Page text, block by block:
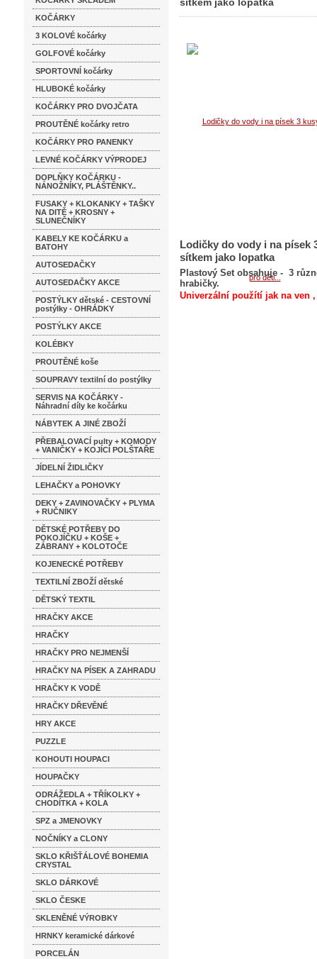
KOČÁRKY
3 KOLOVÉ kočárky
GOLFOVÉ kočárky
SPORTOVNÍ kočárky
HLUBOKÉ kočárky
KOČÁRKY PRO DVOJČATA
PROUTĚNÉ kočárky retro
KOČÁRKY PRO PANENKY
LEVNÉ KOČÁRKY VÝPRODEJ
DOPLŇKY KOČÁRKU -
NÁNOŽNÍKY, PLÁŠTĚNKY..
FUSAKY + KLOKANKY + TAŠKY
NA DITĚ + KROSNY +
SLUNEČNÍKY
KABELY KE KOČÁRKU a
BATOHY
AUTOSEDAČKY
AUTOSEDAČKY AKCE
POSTÝLKY dětské - CESTOVNÍ
postýlky - OHRÁDKY
POSTÝLKY AKCE
KOLÉBKY
PROUTĚNÉ koše
SOUPRAVY textilní do postýlky
SERVIS NA KOČÁRKY -
Náhradní díly ke kočárku
NÁBYTEK A JINÉ ZBOŽÍ
PŘEBALOVACÍ pulty + KOMODY
+ VANIČKY + KOJÍCÍ POLŠTAŘE
JÍDELNÍ ŽIDLIČKY
LEHAČKY a POHOVKY
DEKY + ZAVINOVAČKY + PLYMA
+ RUČNIKY
DĚTSKÉ POTŘEBY DO
POKOJÍČKU + KOŠE +
ZÁBRANY + KOLOTOČE
KOJENECKÉ POTŘEBY
TEXTILNÍ ZBOŽÍ dětské
DĚTSKÝ TEXTIL
HRAČKY AKCE
HRAČKY
HRAČKY PRO NEJMENŠÍ
HRAČKY NA PÍSEK A ZAHRADU
HRAČKY K VODĚ
HRAČKY DŘEVĚNÉ
HRY AKCE
PUZZLE
KOHOUTI HOUPACI
HOUPAČKY
ODRÁŽEDLA + TŘÍKOLKY +
CHODÍTKA + KOLA
SPZ a JMENOVKY
NOČNÍKY a CLONY
SKLO KŘIŠŤÁLOVÉ BOHEMIA
CRYSTAL
SKLO DÁRKOVÉ
SKLO ČESKE
SKLENĚNÉ VÝROBKY
HRNKY keramické dárkové
PORCELÁN
Lodičky do vody i na písek
sítkem jako lopatka
Plastový Set obsahuje - 3
hrabičky.
Univerzální použítí jak na ven